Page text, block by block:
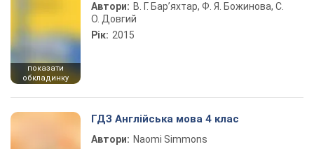
показати
обкладинку
Автори: В. Г. Бар’яхтар, Ф. Я. Божинова, С.
О. Довгий
Рік: 2015
ГДЗ Англійська мова 4 клас
Автори: Naomi Simmons